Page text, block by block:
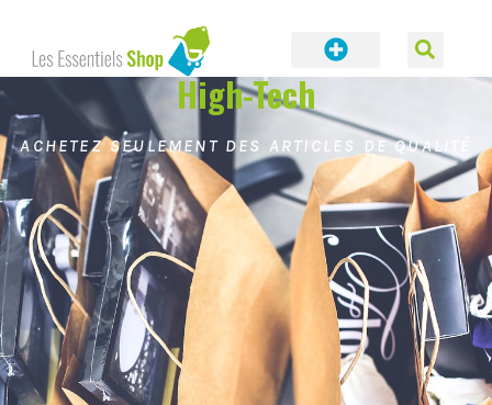
High-Tech
ACHETEZ SEULEMENT DES ARTICLES DE QUALITÉ